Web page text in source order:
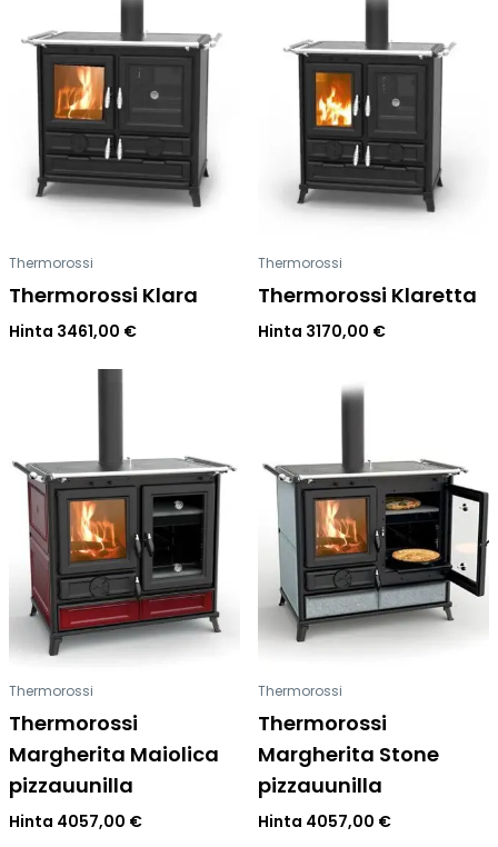
Thermorossi
Thermorossi Klara
Hinta 3461,00 €
Thermorossi
Thermorossi Klaretta
Hinta 3170,00 €
Thermorossi
Thermorossi
Margherita Maiolica
pizzauunilla
Hinta 4057,00 €
Thermorossi
Thermorossi
Margherita Stone
pizzauunilla
Hinta 4057,00 €